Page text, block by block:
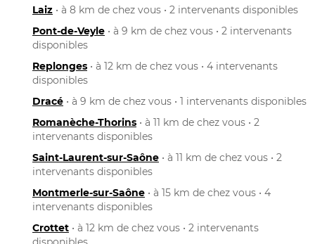
Laiz • à 8 km de chez vous • 2 intervenants disponibles
Pont-de-Veyle • à 9 km de chez vous • 2 intervenants
disponibles
Replonges • à 12 km de chez vous • 4 intervenants
disponibles
Dracé • à 9 km de chez vous • 1 intervenants disponibles
Romanèche-Thorins • à 11 km de chez vous • 2
intervenants disponibles
Saint-Laurent-sur-Saône • à 11 km de chez vous • 2
intervenants disponibles
Montmerle-sur-Saône • à 15 km de chez vous • 4
intervenants disponibles
Crottet • à 12 km de chez vous • 2 intervenants